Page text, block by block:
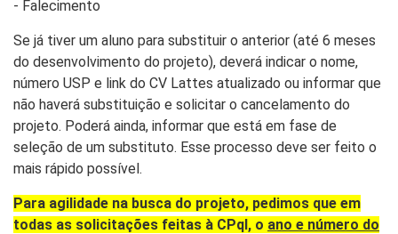
- Falecimento
Se já tiver um aluno para substituir o anterior (até 6 meses
do desenvolvimento do projeto), deverá indicar o nome,
número USP e link do CV Lattes atualizado ou informar que
não haverá substituição e solicitar o cancelamento do
projeto. Poderá ainda, informar que está em fase de
seleção de um substituto. Esse processo deve ser feito o
mais rápido possível.
Para agilidade na busca do projeto, pedimos que em
todas as solicitações feitas à CPqI, o ano e número do